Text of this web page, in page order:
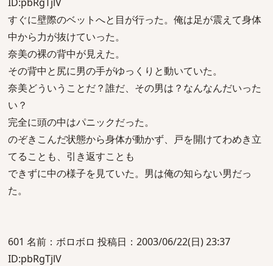
すぐに壁際のベットへと目が行った。俺は足が震えて身体
中から力が抜けていった。
奈美の裸の背中が見えた。
その背中と尻に男の手がゆっくりと動いていた。
奈美どういうことだ？誰だ、その男は？なんなんだいった
い？
完全に頭の中はパニックだった。
のぞきこんだ状態から身体が動かず、戸を開けてわめき立
てることも、引き返すことも
できずに中の様子を見ていた。男は俺の知らない男だっ
た。
601 名前：ボロボロ 投稿日：2003/06/22(日) 23:37
ID:pbRgTjlV